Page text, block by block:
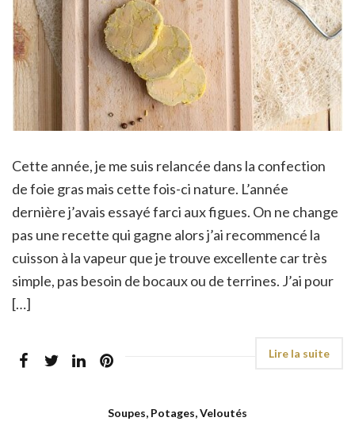
Cette année, je me suis relancée dans la confection
de foie gras mais cette fois-ci nature. L’année
dernière j’avais essayé farci aux figues. On ne change
pas une recette qui gagne alors j’ai recommencé la
cuisson à la vapeur que je trouve excellente car très
simple, pas besoin de bocaux ou de terrines. J’ai pour
[…]
Soupes, Potages, Veloutés